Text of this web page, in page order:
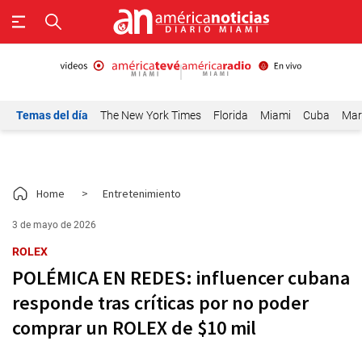
Temas del día The New York Times Florida Miami Cuba
Home > Entretenimiento
3 de mayo de 2026
ROLEX
POLÉMICA EN REDES: influencer cubana
responde tras críticas por no poder
comprar un ROLEX de $10 mil